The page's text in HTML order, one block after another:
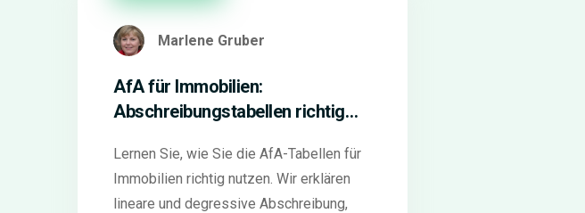
Marlene Gruber
AfA für Immobilien:
Abschreibungstabellen richtig
Lernen Sie, wie Sie die AfA-Tabellen für
Immobilien richtig nutzen. Wir erklären
lineare und degressive Abschreibung,